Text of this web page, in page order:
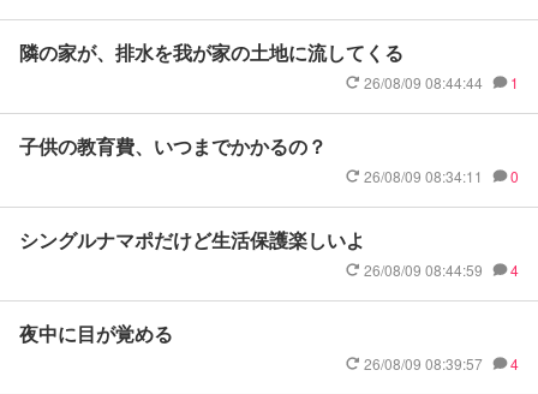
隣の家が、排水を我が家の土地に流してくる
26/08/09 08:44:44 1
子供の教育費、いつまでかかるの？
26/08/09 08:34:11 0
シングルナマポだけど生活保護楽しいよ
26/08/09 08:44:59 4
夜中に目が覚める
26/08/09 08:39:57 4